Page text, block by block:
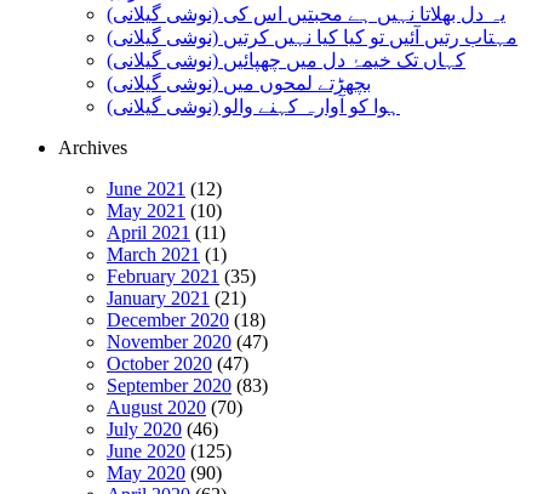
یہ دل بھلاتا نہیں ہے محبتیں اس کی (نوشی گیلانی)
مہتاب رتیں آئیں تو کیا کیا نہیں کرتیں (نوشی گیلانی)
کہاں تک خیمۂ دل میں چھپائیں (نوشی گیلانی)
بچھڑتے لمحوں میں (نوشی گیلانی)
ہوا کو آوارہ کہنے والو (نوشی گیلانی)
Archives
June 2021 (12)
May 2021 (10)
April 2021 (11)
March 2021 (1)
February 2021 (35)
January 2021 (21)
December 2020 (18)
November 2020 (47)
October 2020 (47)
September 2020 (83)
August 2020 (70)
July 2020 (46)
June 2020 (125)
May 2020 (90)